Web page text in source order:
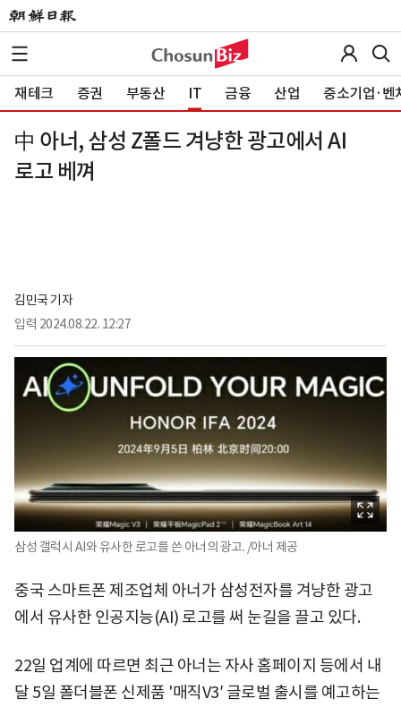
재테크 증권 부동산 IT 금융 산업 중소기업·벤
中 아너, 삼성 Z폴드 겨냥한 광고에서 AI
로고 베껴
김민국 기자
입력 2024.08.22. 12:27
삼성 갤럭시 AI와 유사한 로고를 쓴 아너의 광고. /아너 제공
중국 스마트폰 제조업체 아너가 삼성전자를 겨냥한 광고
에서 유사한 인공지능(AI) 로고를 써 눈길을 끌고 있다.
22일 업계에 따르면 최근 아너는 자사 홈페이지 등에서 내
달 5일 폴더블폰 신제품 '매직V3′ 글로벌 출시를 예고하는